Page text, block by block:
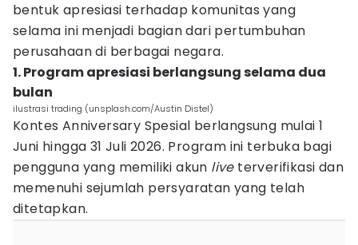
bentuk apresiasi terhadap komunitas yang
selama ini menjadi bagian dari pertumbuhan
perusahaan di berbagai negara.
1. Program apresiasi berlangsung selama dua
bulan
ilustrasi trading (unsplash.com/Austin Distel)
Kontes Anniversary Spesial berlangsung mulai 1
Juni hingga 31 Juli 2026. Program ini terbuka bagi
pengguna yang memiliki akun live terverifikasi dan
memenuhi sejumlah persyaratan yang telah
ditetapkan.